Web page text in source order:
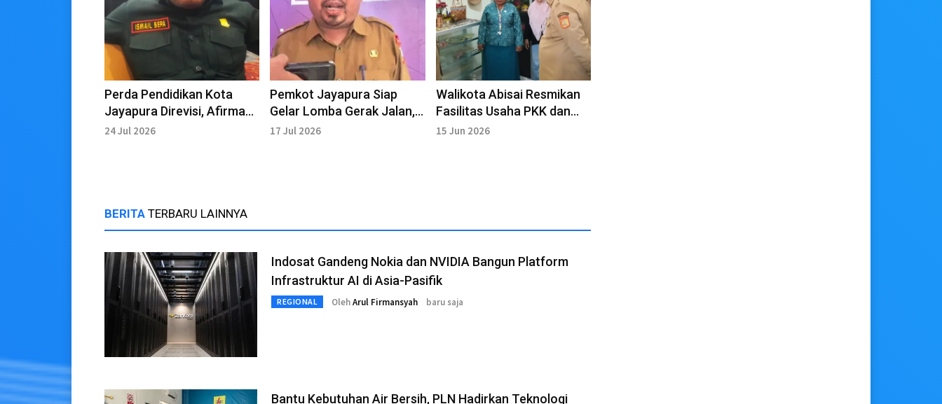
Perda Pendidikan Kota
Jayapura Direvisi, Afirmasi
Otsus Jadi Prioritas Utama
24 Jul 2026
Pemkot Jayapura Siap
Gelar Lomba Gerak Jalan,
Pendaftaran Mulai 28 Juli
17 Jul 2026
Walikota Abisai Resmikan
Fasilitas Usaha PKK dan
Bunda PAUD
15 Jun 2026
BERITA TERBARU LAINNYA
Indosat Gandeng Nokia dan NVIDIA Bangun Platform
Infrastruktur AI di Asia-Pasifik
REGIONAL OlehArul Firmansyah baru saja
Bantu Kebutuhan Air Bersih, PLN Hadirkan Teknologi